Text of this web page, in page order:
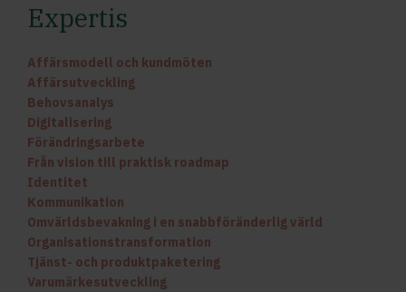
Expertis
Affärsmodell och kundmöten
Affärsutveckling
Behovsanalys
Digitalisering
Förändringsarbete
Från vision till praktisk roadmap
Identitet
Kommunikation
Omvärldsbevakning i en snabbföränderlig värld
Organisationstransformation
Tjänst- och produktpaketering
Varumärkesutveckling